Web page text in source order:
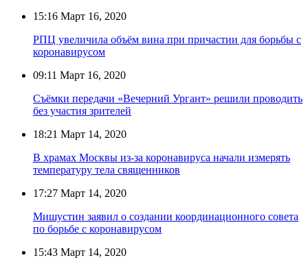
15:16 Март 16, 2020
РПЦ увеличила объём вина при причастии для борьбы с
коронавирусом
09:11 Март 16, 2020
Съёмки передачи «Вечерний Ургант» решили проводить
без участия зрителей
18:21 Март 14, 2020
В храмах Москвы из-за коронавируса начали измерять
температуру тела священников
17:27 Март 14, 2020
Мишустин заявил о создании координационного совета
по борьбе с коронавирусом
15:43 Март 14, 2020